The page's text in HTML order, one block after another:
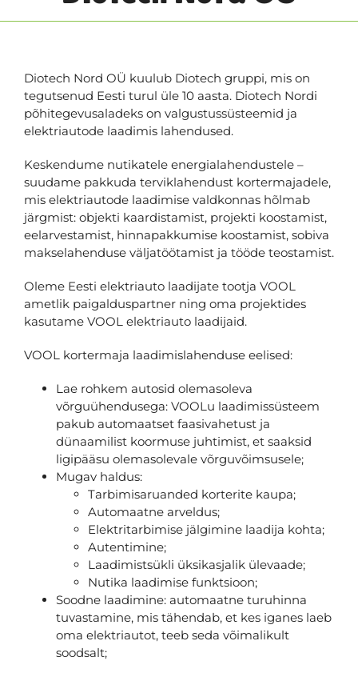
Diotech Nord OÜ kuulub Diotech gruppi, mis on
tegutsenud Eesti turul üle 10 aasta. Diotech Nordi
põhitegevusaladeks on valgustussüsteemid ja
elektriautode laadimis lahendused.
Keskendume nutikatele energialahendustele –
suudame pakkuda terviklahendust kortermajadele,
mis elektriautode laadimise valdkonnas hõlmab
järgmist: objekti kaardistamist, projekti koostamist,
eelarvestamist, hinnapakkumise koostamist, sobiva
makselahenduse väljatöötamist ja tööde teostamist.
Oleme Eesti elektriauto laadijate tootja VOOL
ametlik paigalduspartner ning oma projektides
kasutame VOOL elektriauto laadijaid.
VOOL kortermaja laadimislahenduse eelised:
Lae rohkem autosid olemasoleva
võrguühendusega: VOOLu laadimissüsteem
pakub automaatset faasivahetust ja
dünaamilist koormuse juhtimist, et saaksid
ligipääsu olemasolevale võrguvõimsusele;
Mugav haldus:
Tarbimisaruanded korterite kaupa;
Automaatne arveldus;
Elektritarbimise jälgimine laadija kohta;
Autentimine;
Laadimistsükli üksikasjalik ülevaade;
Nutika laadimise funktsioon;
Soodne laadimine: automaatne turuhinna
tuvastamine, mis tähendab, et kes iganes laeb
oma elektriautot, teeb seda võimalikult
soodsalt;